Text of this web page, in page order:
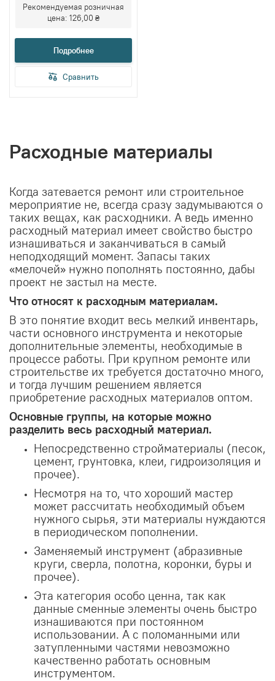
Рекомендуемая розничная
цена: 126,00 ₴
Подробнее
Сравнить
Расходные материалы
Когда затевается ремонт или строительное
мероприятие не, всегда сразу задумываются о
таких вещах, как расходники. А ведь именно
расходный материал имеет свойство быстро
изнашиваться и заканчиваться в самый
неподходящий момент. Запасы таких
«мелочей» нужно пополнять постоянно, дабы
проект не застыл на месте.
Что относят к расходным материалам.
В это понятие входит весь мелкий инвентарь,
части основного инструмента и некоторые
дополнительные элементы, необходимые в
процессе работы. При крупном ремонте или
строительстве их требуется достаточно много,
и тогда лучшим решением является
приобретение расходных материалов оптом.
Основные группы, на которые можно
разделить весь расходный материал.
Непосредственно стройматериалы (песок,
цемент, грунтовка, клеи, гидроизоляция и
прочее).
Несмотря на то, что хороший мастер
может рассчитать необходимый объем
нужного сырья, эти материалы нуждаются
в периодическом пополнении.
Заменяемый инструмент (абразивные
круги, сверла, полотна, коронки, буры и
прочее).
Эта категория особо ценна, так как
данные сменные элементы очень быстро
изнашиваются при постоянном
использовании. А с поломанными или
затупленными частями невозможно
качественно работать основным
инструментом.